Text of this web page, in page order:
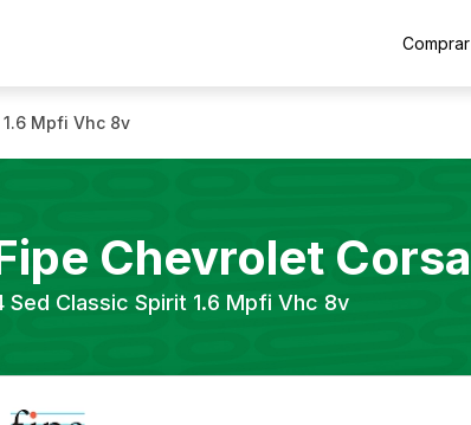
Comprar
Mpfi Vhc 8v
Chevrolet Corsa
Sed Classic Spirit 1.6 Mpfi Vhc 8v